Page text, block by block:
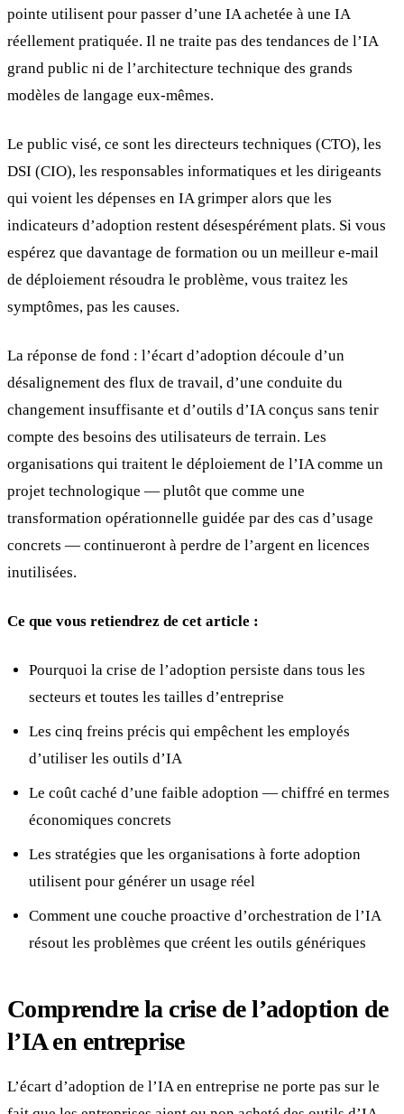
pointe utilisent pour passer d’une IA achetée à une IA
réellement pratiquée. Il ne traite pas des tendances de l’IA
grand public ni de l’architecture technique des grands
modèles de langage eux-mêmes.
Le public visé, ce sont les directeurs techniques (CTO), les
DSI (CIO), les responsables informatiques et les dirigeants
qui voient les dépenses en IA grimper alors que les
indicateurs d’adoption restent désespérément plats. Si vous
espérez que davantage de formation ou un meilleur e-mail
de déploiement résoudra le problème, vous traitez les
symptômes, pas les causes.
La réponse de fond : l’écart d’adoption découle d’un
désalignement des flux de travail, d’une conduite du
changement insuffisante et d’outils d’IA conçus sans tenir
compte des besoins des utilisateurs de terrain. Les
organisations qui traitent le déploiement de l’IA comme un
projet technologique — plutôt que comme une
transformation opérationnelle guidée par des cas d’usage
concrets — continueront à perdre de l’argent en licences
inutilisées.
Ce que vous retiendrez de cet article :
Pourquoi la crise de l’adoption persiste dans tous les
secteurs et toutes les tailles d’entreprise
Les cinq freins précis qui empêchent les employés
d’utiliser les outils d’IA
Le coût caché d’une faible adoption — chiffré en termes
économiques concrets
Les stratégies que les organisations à forte adoption
utilisent pour générer un usage réel
Comment une couche proactive d’orchestration de l’IA
résout les problèmes que créent les outils génériques
Comprendre la crise de l’adoption de
l’IA en entreprise
L’écart d’adoption de l’IA en entreprise ne porte pas sur le